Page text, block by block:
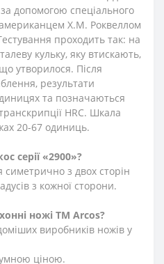
допомогою спеціального
Х.М. Роквеллом
проходить так: на
кульку, яку втискають,
утворилося. Після
результати
та позначаються
HRC. Шкала
20-67 одиниць.
серії «2900»?
симетрично з двох сторін
з кожної сторони.
ножі ТМ Arcos?
виробників ножів у
ціною.